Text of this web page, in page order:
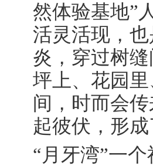
然体验基地”
活灵活现，
炎，穿过树
坪上、花园
间，时而会
起彼伏，形
“月牙湾”一